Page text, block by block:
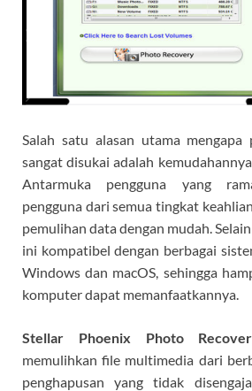
Salah satu alasan utama
sangat disukai adalah
Antarmuka pengguna yang
pengguna dari semua tingkat
pemulihan data dengan mudah.
ini kompatibel dengan berbagai
Windows dan macOS, sehingga
komputer dapat memanfaatkannya.
Stellar Phoenix Photo
memulihkan file multimedia dari
penghapusan yang tidak